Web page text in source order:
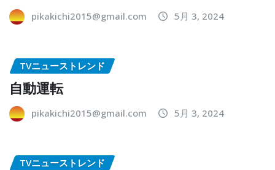
pikakichi2015@gmail.com 5月 3, 2024
TVニューストレンド
自動運転
pikakichi2015@gmail.com 5月 3, 2024
TVニューストレンド